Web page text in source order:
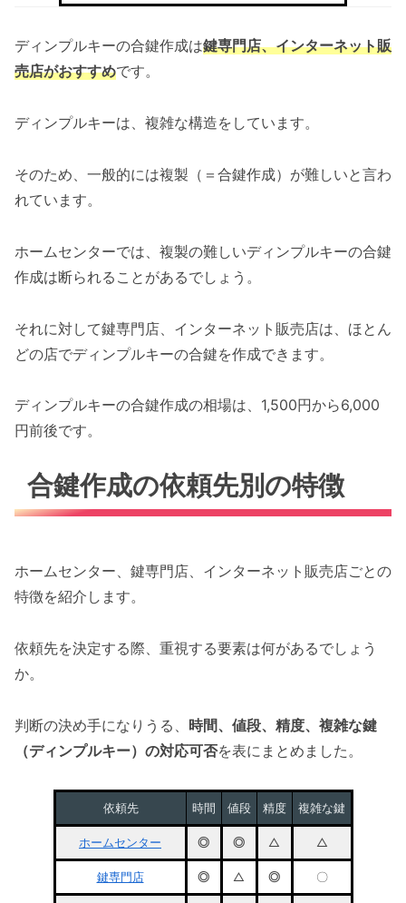
ディンプルキーの合鍵作成は鍵専門店、インターネット販
売店がおすすめです。
ディンプルキーは、複雑な構造をしています。
そのため、一般的には複製（＝合鍵作成）が難しいと言わ
れています。
ホームセンターでは、複製の難しいディンプルキーの合鍵
作成は断られることがあるでしょう。
それに対して鍵専門店、インターネット販売店は、ほとん
どの店でディンプルキーの合鍵を作成できます。
ディンプルキーの合鍵作成の相場は、1,500円から6,000
円前後です。
合鍵作成の依頼先別の特徴
ホームセンター、鍵専門店、インターネット販売店ごとの
特徴を紹介します。
依頼先を決定する際、重視する要素は何があるでしょう
か。
判断の決め手になりうる、 時間、値段、精度、複雑な鍵
（ディンプルキー）の対応可否を表にまとめました。
依頼先 時間 値段 精度 複雑な鍵
ホームセンター ◎ ◎ △ △
鍵専門店 ◎ △ ◎ 〇